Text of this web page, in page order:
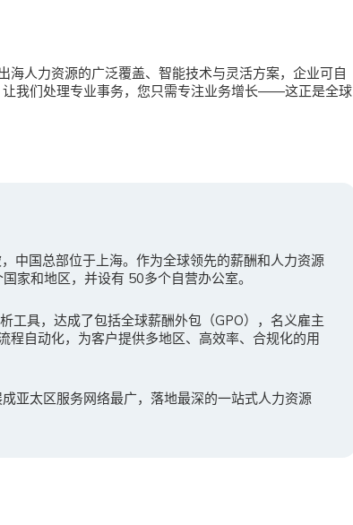
海人力资源的广泛覆盖、智能技术与灵活方案，企业可自
我们处理专业事务，您只需专注业务增长——这正是全球
中国总部位于上海。作为全球领先的薪酬和人力资源
家和地区，并设有 50多个自营办公室。
工具，达成了包括全球薪酬外包（GPO），名义雇主
程自动化，为客户提供多地区、高效率、合规化的用
亚太区服务网络最广，落地最深的一站式人力资源